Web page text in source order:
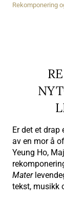
Rekomponering
Er det et
av en mor å
Yeung Ho,
Mater
tekst, musikk